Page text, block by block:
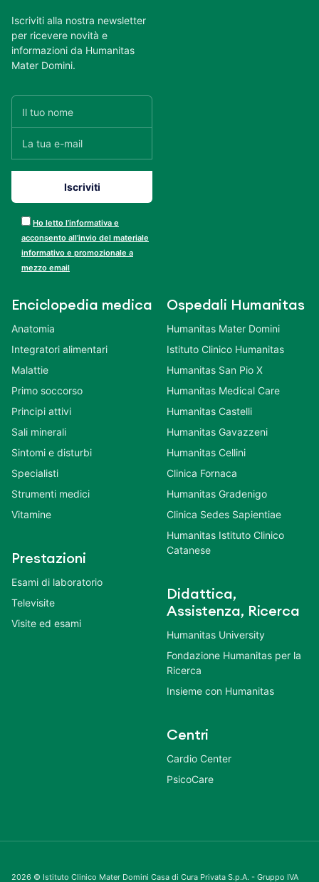
Iscriviti alla nostra newsletter
per ricevere novità e
informazioni da Humanitas
Mater Domini.
Ho letto l’informativa e
acconsento all’invio del materiale
informativo e promozionale a
mezzo email
Enciclopedia medica
Anatomia
Integratori alimentari
Malattie
Primo soccorso
Principi attivi
Sali minerali
Sintomi e disturbi
Specialisti
Strumenti medici
Vitamine
Prestazioni
Esami di laboratorio
Televisite
Visite ed esami
Ospedali Humanitas
Humanitas Mater Domini
Istituto Clinico Humanitas
Humanitas San Pio X
Humanitas Medical Care
Humanitas Castelli
Humanitas Gavazzeni
Humanitas Cellini
Clinica Fornaca
Humanitas Gradenigo
Clinica Sedes Sapientiae
Humanitas Istituto Clinico
Catanese
Didattica,
Assistenza, Ricerca
Humanitas University
Fondazione Humanitas per la
Ricerca
Insieme con Humanitas
Centri
Cardio Center
PsicoCare
2026 © Istituto Clinico Mater Domini Casa di Cura Privata S.p.A. - Gruppo IVA